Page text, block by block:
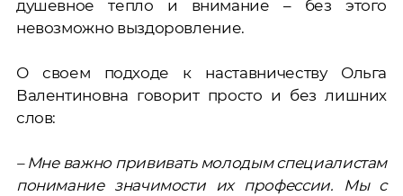
душевное тепло и внимание – без этого
невозможно выздоровление.
О своем подходе к наставничеству Ольга
Валентиновна говорит просто и без лишних
слов:
– Мне важно прививать молодым специалистам
понимание значимости их профессии. Мы с